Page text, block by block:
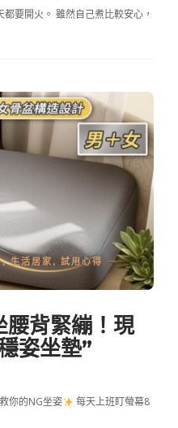
要開火。 雖然自己煮比較安心，
,生活居家 , 試用心得
腰背緊繃！現
姿坐墊”
你的NG坐姿
每天上班盯螢幕8